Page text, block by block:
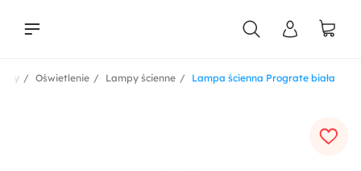
Lampa ścienna Prograte biała
Lampy ścienne
Oświetlenie